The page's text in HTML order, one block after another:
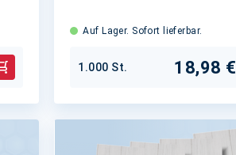
In den Warenkorb
Auf Lager. Sofort lieferbar.
1.000 St. 18,98 €